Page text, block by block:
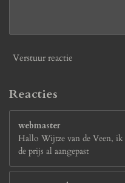
Verstuur reactie
Reacties
webmaster
Hallo Wijtze van de Veen,
de prijs al aangepast